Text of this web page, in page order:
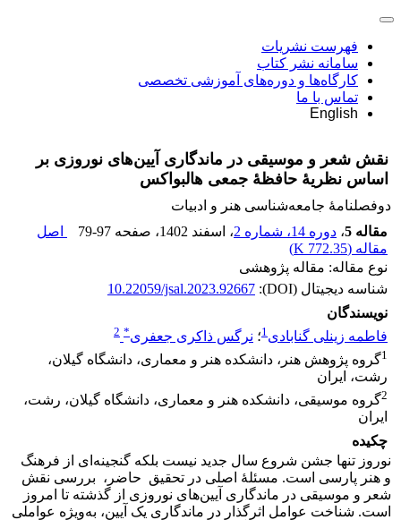
فهرست نشریات
سامانه نشر کتاب
کارگاه‌ها و دوره‌های آموزشی تخصصی
تماس با ما
English
نقش شعر و موسیقی در ماندگاری آیین‌های‌ نوروزی بر
اساس نظریۀ حافظۀ جمعی هالبواکس
دوفصلنامۀ جامعه‌شناسی هنر و ادبیات
مقاله 5
، دوره 14، شماره 2 ، اسفند 1402 ، صفحه 79-97
اصل
مقاله (772.35 K
)
نوع مقاله: مقاله پژوهشی
شناسه دیجیتال (DOI):
10.22059/jsal.2023.92667
نویسندگان
فاطمه زینلی گنابادی1؛ نرگس ذاکری جعفری*
2
1گروه پژوهش هنر، دانشکده هنر و معماری، دانشگاه گیلان،
رشت، ایران
2گروه موسیقی، دانشکده هنر و معماری، دانشگاه گیلان، رشت،
ایران
چکیده
نوروز تنها جشن شروع سال جدید نیست بلکه گنجینه‌ای از فرهنگ
و هنر پارسی است. مسئلۀ اصلی در تحقیق حاضر، بررسی نقش
شعر و موسیقی در ماندگاری آیین‌های نوروزی از گذشته تا امروز
است. شناخت عوامل اثرگذار در ماندگاری یک آیین، به‌ویژه عواملی